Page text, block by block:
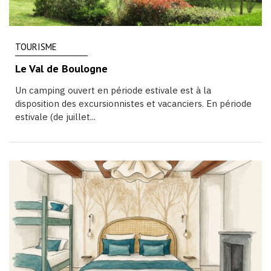
TOURISME
Le Val de Boulogne
Un camping ouvert en période estivale est à la
disposition des excursionnistes et vacanciers. En période
estivale (de juillet...